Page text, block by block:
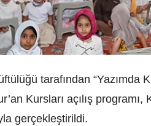
tarafından “Yazımda
Kursları açılış
gerçekleştirildi.